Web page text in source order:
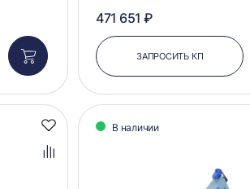
Добавить
в
корзину
471 651 ₽
ЗАПРОСИТЬ КП
Добавить
Добавить
В наличии